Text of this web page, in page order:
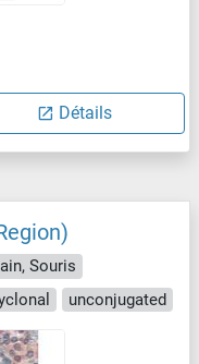
Détails
Souris
unconjugated